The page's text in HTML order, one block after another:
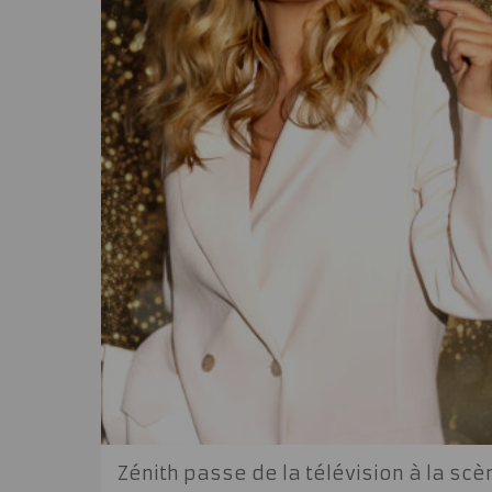
Zénith passe de la télévision à la